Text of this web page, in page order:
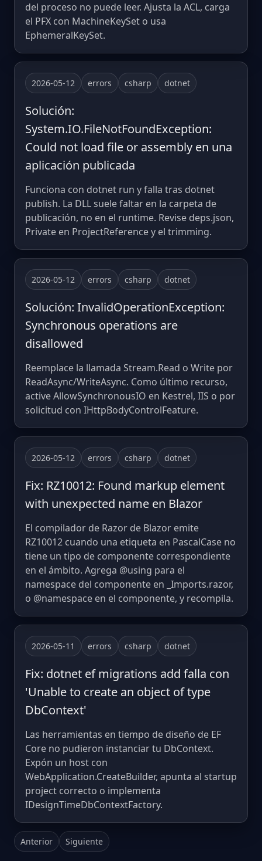
del proceso no puede leer. Ajusta la ACL, carga
el PFX con MachineKeySet o usa
EphemeralKeySet.
2026-05-12 errors csharp dotnet
Solución:
System.IO.FileNotFoundException:
Could not load file or assembly en una
aplicación publicada
Funciona con dotnet run y falla tras dotnet
publish. La DLL suele faltar en la carpeta de
publicación, no en el runtime. Revise deps.json,
Private en ProjectReference y el trimming.
2026-05-12 errors csharp dotnet
Solución: InvalidOperationException:
Synchronous operations are
disallowed
Reemplace la llamada Stream.Read o Write por
ReadAsync/WriteAsync. Como último recurso,
active AllowSynchronousIO en Kestrel, IIS o por
solicitud con IHttpBodyControlFeature.
2026-05-12 errors csharp dotnet
Fix: RZ10012: Found markup element
with unexpected name en Blazor
El compilador de Razor de Blazor emite
RZ10012 cuando una etiqueta en PascalCase no
tiene un tipo de componente correspondiente
en el ámbito. Agrega @using para el
namespace del componente en _Imports.razor,
o @namespace en el componente, y recompila.
2026-05-11 errors csharp dotnet
Fix: dotnet ef migrations add falla con
'Unable to create an object of type
DbContext'
Las herramientas en tiempo de diseño de EF
Core no pudieron instanciar tu DbContext.
Expón un host con
WebApplication.CreateBuilder, apunta al startup
project correcto o implementa
IDesignTimeDbContextFactory.
Anterior Siguiente